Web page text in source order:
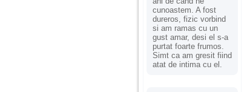
cunoastem. A fost
dureros, fizic vorbind
si am ramas cu un
gust amar, desi el s-a
purtat foarte frumos.
Simt ca am gresit fiind
atat de intima cu el.